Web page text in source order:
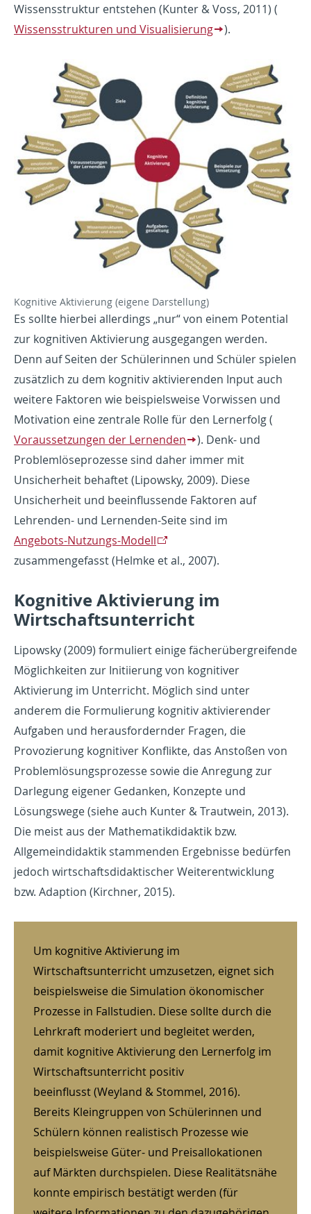
Wissensstruktur entstehen (Kunter & Voss, 2011) (
Wissensstrukturen und Visualisierung
).
Show larger version for:
Kognitive Aktivierung (eigene Darstellung)
Es sollte hierbei allerdings „nur“ von einem Potential
zur kognitiven Aktivierung ausgegangen werden.
Denn auf Seiten der Schülerinnen und Schüler spielen
zusätzlich zu dem kognitiv aktivierenden Input auch
weitere Faktoren wie beispielsweise Vorwissen und
Motivation eine zentrale Rolle für den Lernerfolg (
Voraussetzungen der Lernenden
). Denk- und
Problemlöseprozesse sind daher immer mit
Unsicherheit behaftet (Lipowsky, 2009). Diese
Unsicherheit und beeinflussende Faktoren auf
Lehrenden- und Lernenden-Seite sind im
Angebots-Nutzungs-Modell
zusammengefasst (Helmke et al., 2007).
Kognitive Aktivierung im
Wirtschaftsunterricht
Lipowsky (2009) formuliert einige fächerübergreifende
Möglichkeiten zur Initiierung von kognitiver
Aktivierung im Unterricht. Möglich sind unter
anderem die Formulierung kognitiv aktivierender
Aufgaben und herausfordernder Fragen, die
Provozierung kognitiver Konflikte, das Anstoßen von
Problemlösungsprozesse sowie die Anregung zur
Darlegung eigener Gedanken, Konzepte und
Lösungswege (siehe auch Kunter & Trautwein, 2013).
Die meist aus der Mathematikdidaktik bzw.
Allgemeindidaktik stammenden Ergebnisse bedürfen
jedoch wirtschaftsdidaktischer Weiterentwicklung
bzw. Adaption (Kirchner, 2015).
Um kognitive Aktivierung im
Wirtschaftsunterricht umzusetzen, eignet sich
beispielsweise die Simulation ökonomischer
Prozesse in Fallstudien. Diese sollte durch die
Lehrkraft moderiert und begleitet werden,
damit kognitive Aktivierung den Lernerfolg im
Wirtschaftsunterricht positiv
beeinflusst (Weyland & Stommel, 2016).
Bereits Kleingruppen von Schülerinnen und
Schülern können realistisch Prozesse wie
beispielsweise Güter- und Preisallokationen
auf Märkten durchspielen. Diese Realitätsnähe
konnte empirisch bestätigt werden (für